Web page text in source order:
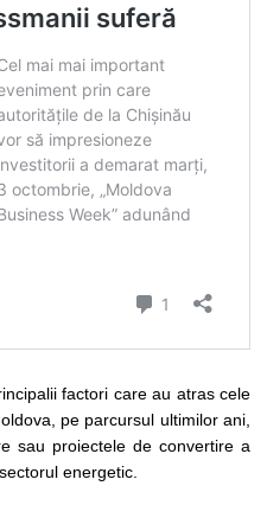
factori care au atras cele
pe parcursul ultimilor ani,
sau proiectele de convertire a
energetic.